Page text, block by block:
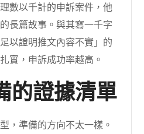
數以千計的申訴案件，他
長篇故事。與其寫一千字
以證明推文內容不實」的
實，申訴成功率越高。
的證據清單
，準備的方向不太一樣。